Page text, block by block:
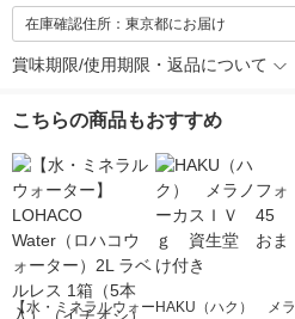
在庫確認住所：東京都にお届け
賞味期限/使用期限・返品について
こちらの商品もおすすめ
【水・ミネラルウォー HAKU（ハク） メラ